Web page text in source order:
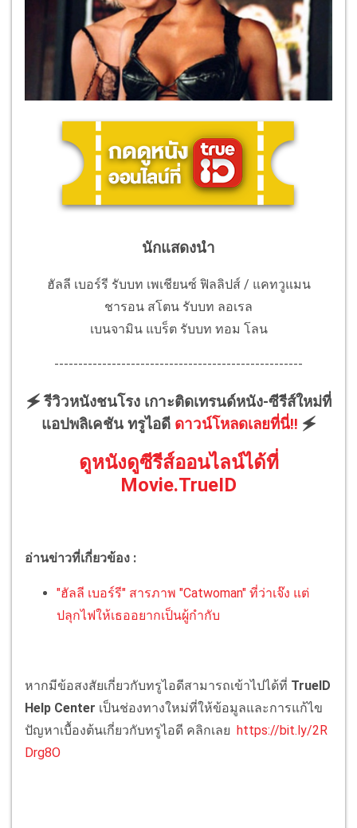
นักแสดงนำ
ฮัลลี เบอร์รี รับบท เพเชียนซ์ ฟิลลิปส์ / แคทวูแมน
ชารอน สโตน รับบท ลอเรล
เบนจามิน แบร็ต รับบท ทอม โลน
----------------------------------------------------
🗲 รีวิวหนังชนโรง เกาะติดเทรนด์หนัง-ซีรีส์ใหม่ที่
แอปพลิเคชัน ทรูไอดี ดาวน์โหลดเลยที่นี่!! 🗲
ดูหนังดูซีรีส์ออนไลน์ได้ที่
Movie.TrueID
อ่านข่าวที่เกี่ยวข้อง :
"ฮัลลี เบอร์รี" สารภาพ "Catwoman" ที่ว่าเจ๊ง แต่
ปลุกไฟให้เธออยากเป็นผู้กำกับ
หากมีข้อสงสัยเกี่ยวกับทรูไอดีสามารถเข้าไปได้ที่ TrueID
Help Center เป็นช่องทางใหม่ที่ให้ข้อมูลและการแก้ไข
ปัญหาเบื้องต้นเกี่ยวกับทรูไอดี คลิกเลย https://bit.ly/2R
Drg8O